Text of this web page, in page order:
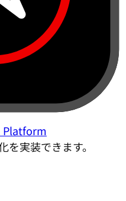
Platform
を実装できます。